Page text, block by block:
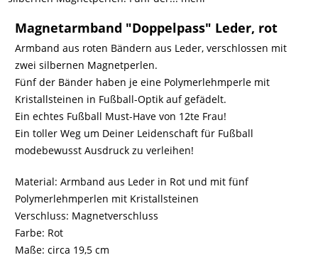
Magnetarmband "Doppelpass" Leder, rot
Armband aus roten Bändern aus Leder, verschlossen mit
zwei silbernen Magnetperlen.
Fünf der Bänder haben je eine Polymerlehmperle mit
Kristallsteinen in Fußball-Optik auf gefädelt.
Ein echtes Fußball Must-Have von 12te Frau!
Ein toller Weg um Deiner Leidenschaft für Fußball
modebewusst Ausdruck zu verleihen!
Material: Armband aus Leder in Rot und mit fünf
Polymerlehmperlen mit Kristallsteinen
Verschluss: Magnetverschluss
Farbe: Rot
Maße: circa 19,5 cm